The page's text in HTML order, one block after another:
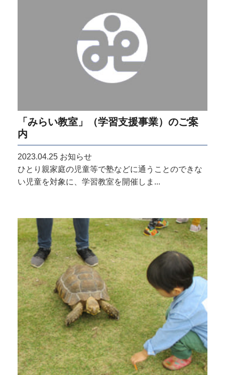
「みらい教室」（学習支援事業）のご案
内
2023.04.25 お知らせ
ひとり親家庭の児童等で塾などに通うことのできな
い児童を対象に、学習教室を開催しま...